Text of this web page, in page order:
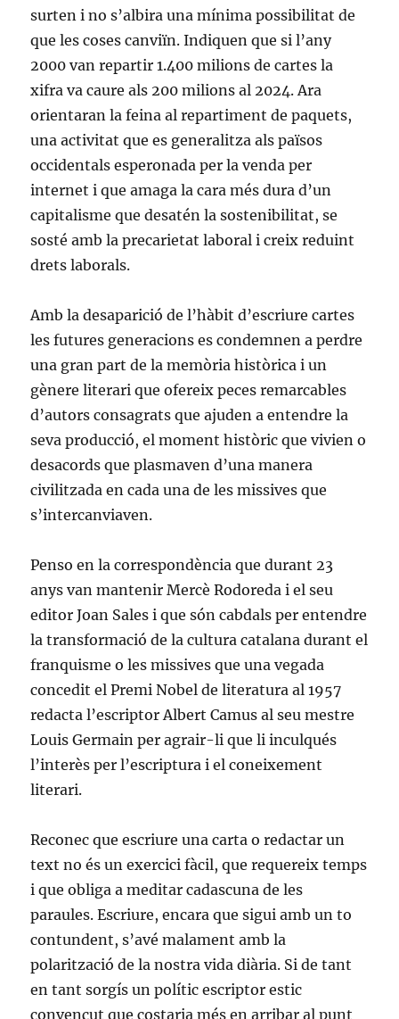
surten i no s’albira una mínima possibilitat de
que les coses canviïn. Indiquen que si l’any
2000 van repartir 1.400 milions de cartes la
xifra va caure als 200 milions al 2024. Ara
orientaran la feina al repartiment de paquets,
una activitat que es generalitza als països
occidentals esperonada per la venda per
internet i que amaga la cara més dura d’un
capitalisme que desatén la sostenibilitat, se
sosté amb la precarietat laboral i creix reduint
drets laborals.
Amb la desaparició de l’hàbit d’escriure cartes
les futures generacions es condemnen a perdre
una gran part de la memòria històrica i un
gènere literari que ofereix peces remarcables
d’autors consagrats que ajuden a entendre la
seva producció, el moment històric que vivien o
desacords que plasmaven d’una manera
civilitzada en cada una de les missives que
s’intercanviaven.
Penso en la correspondència que durant 23
anys van mantenir Mercè Rodoreda i el seu
editor Joan Sales i que són cabdals per entendre
la transformació de la cultura catalana durant el
franquisme o les missives que una vegada
concedit el Premi Nobel de literatura al 1957
redacta l’escriptor Albert Camus al seu mestre
Louis Germain per agrair-li que li inculqués
l’interès per l’escriptura i el coneixement
literari.
Reconec que escriure una carta o redactar un
text no és un exercici fàcil, que requereix temps
i que obliga a meditar cadascuna de les
paraules. Escriure, encara que sigui amb un to
contundent, s’avé malament amb la
polarització de la nostra vida diària. Si de tant
en tant sorgís un polític escriptor estic
convençut que costaria més en arribar al punt